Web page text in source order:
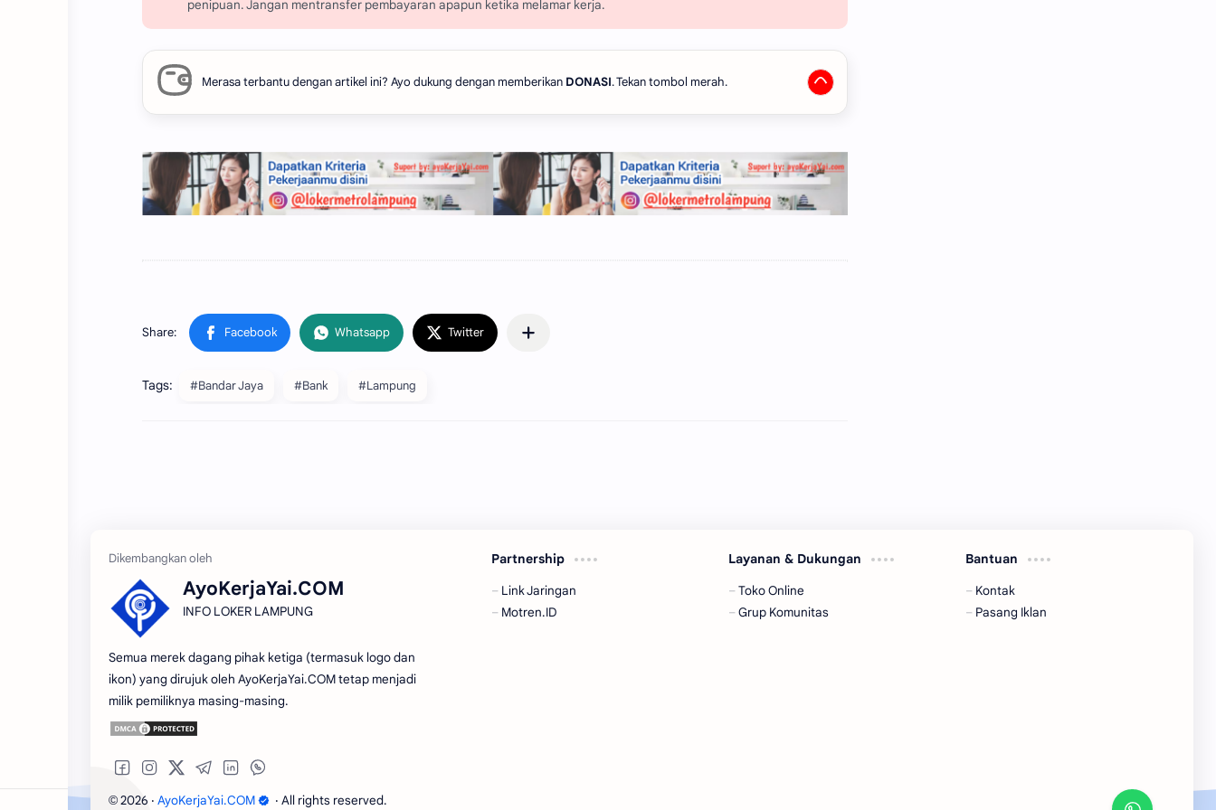
penipuan. Jangan mentransfer pembayaran apapun ketika melamar kerja.
Merasa terbantu dengan artikel ini? Ayo dukung dengan memberikan DONASI. Tekan tombol merah.
Tags: #Bandar Jaya #Bank #Lampung
AyoKerjaYai.COM
INFO LOKER LAMPUNG
Semua merek dagang pihak ketiga (termasuk logo dan
ikon) yang dirujuk oleh AyoKerjaYai.COM tetap menjadi
milik pemiliknya masing-masing.
Partnership
Link Jaringan
Motren.ID
Layanan & Dukungan
Toko Online
Grup Komunitas
Bantuan
Kontak
Pasang Iklan
© 2026 ‧ AyoKerjaYai.COM ‧ All rights reserved.